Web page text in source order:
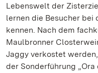
Lebenswelt der
lernen die Besucher bei
kennen. Nach dem
Maulbronner
Jaggy verkostet
der Sonderführung